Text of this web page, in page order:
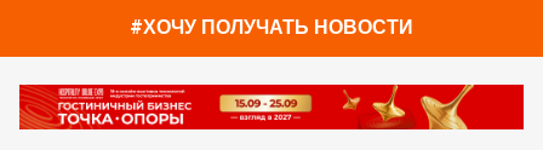
#ХОЧУ ПОЛУЧАТЬ НОВОСТИ